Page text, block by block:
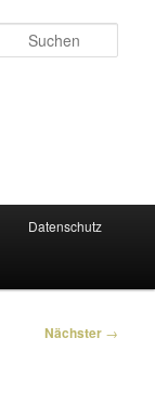
Datenschutz
Nächster →